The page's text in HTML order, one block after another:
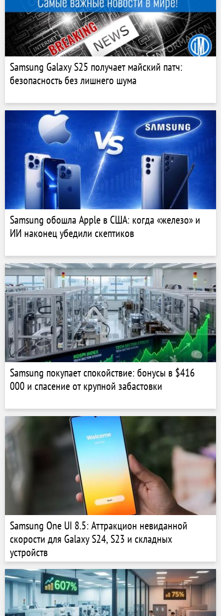
Samsung Galaxy S25 получает майский патч:
безопасность без лишнего шума
Samsung обошла Apple в США: когда «железо» и
ИИ наконец убедили скептиков
Samsung покупает спокойствие: бонусы в $416
000 и спасение от крупной забастовки
Samsung One UI 8.5: Аттракцион невиданной
скорости для Galaxy S24, S23 и складных
устройств